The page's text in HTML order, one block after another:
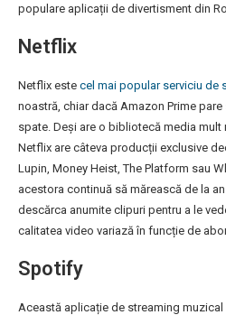
populare aplicații de divertisment din
Netflix
Netflix este cel mai popular serviciu de
noastră, chiar dacă Amazon Prime
spate. Deși are o bibliotecă media mult
Netflix are câteva producții exclusive
Lupin, Money Heist, The Platform sau
acestora continuă să mărească de la
descărca anumite clipuri pentru a le
calitatea video variază în funcție de
Spotify
Această aplicație de streaming